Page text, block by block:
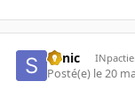
Sonic
Posté(e) le 20